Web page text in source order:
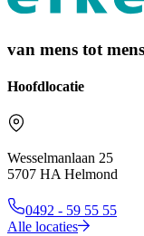
van mens tot mens
Hoofdlocatie
Wesselmanlaan 25
5707 HA Helmond
0492 - 59 55 55
Alle locaties